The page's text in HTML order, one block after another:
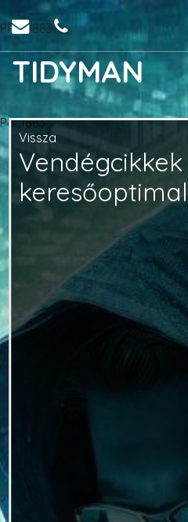
TIDYMAN
PPo :1883
Po :1883
Vissza
Vendégcikkek